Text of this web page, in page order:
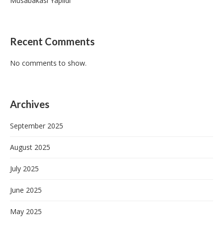
Recent Comments
No comments to show.
Archives
September 2025
August 2025
July 2025
June 2025
May 2025